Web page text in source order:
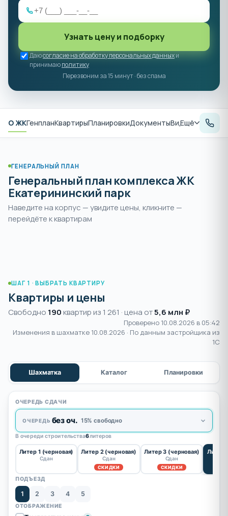
Узнать цену и подборку
Даюсогласие на обработку персональных данныхи
принимаюполитику
Перезвоним за 15 минут · без спама
О ЖКГенпланКвартирыПланировкиДокументыВидеообзор
Ещё
ГЕНЕРАЛЬНЫЙ ПЛАН
Генеральный план комплекса ЖК
Екатерининский парк
Наведите на корпус — увидите цены, кликните —
перейдёте к квартирам
Раздвиньте
пальцами или
+выбрать корпус
ШАГ 1 · ВЫБРАТЬ КВАРТИРУ
Квартиры и цены
Свободно 190квартир из 1 261 · цена от5,6 млн ₽
Проверено 10.08.2026 в 05:42
Изменения в шахматке 10.08.2026 · По данным застройщика из
1С
Шахматка Каталог Планировки
ОЧЕРЕДЬ СДАЧИ
ОЧЕРЕДЬ без оч. 15% свободно
В очереди строительства6литеров
Литер 1 (черновая)
Сдан
Литер 2 (черновая)
Сдан
СКИДКИ
Литер 3 (черновая)
Сдан
СКИДКИ
Литер
ПОДЪЕЗД
1 2 3 4 5
ОТОБРАЖЕНИЕ